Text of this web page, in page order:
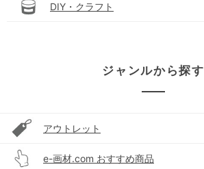
DIY・クラフト
ジャンルから探す
アウトレット
e-画材.com おすすめ商品